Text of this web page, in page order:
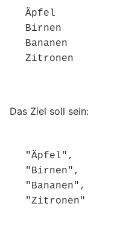
Äpfel
Birnen
Bananen
Zitronen
Das Ziel soll sein:
"Äpfel",
"Birnen",
"Bananen",
"Zitronen"